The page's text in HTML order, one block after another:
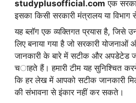
studyplusofficial.com एक
इसका किसी सरकारी मंत्रालय या
यह ब्लॉग एक व्यक्तिगत प्रयास है, जिसे
लिए बनाया गया है जो सरकारी योजनाओं
जानकारी के बारे में सटीक और अपडेटेड
चाहते हैं। हमारी टीम यह सुनिश्चित
कि हर लेख में आपको सटीक जानकारी
की संभावना से इंकार नहीं कर सकते।